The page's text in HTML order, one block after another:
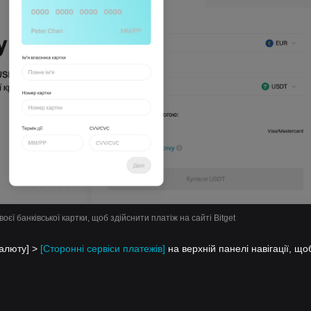
банківської картки, щоб здійснити платіж на сайті Bitget
> [Сторонні сервіси платежів] на верхній панелі навігації,